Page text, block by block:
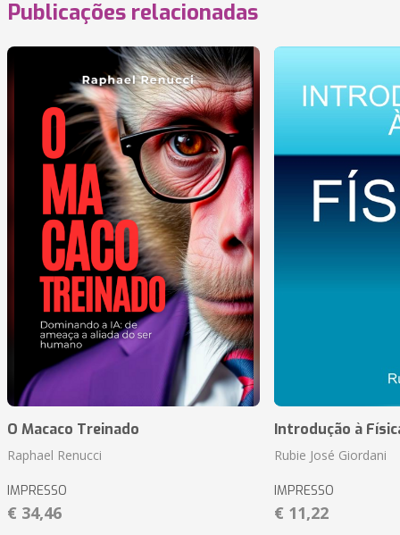
Publicações relacionadas
O Macaco Treinado
Raphael Renucci
IMPRESSO
€ 34,46
Introdução à
Rubie José Giordani
IMPRESSO
€ 11,22